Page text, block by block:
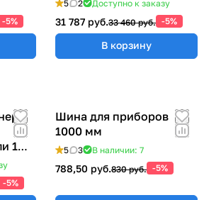
-5%
5 2 Доступно к заказу
31 787 руб.33 460 руб. -5%
В корзину
1
-5%
Шина для приборов
1000 мм
5 3 В наличии: 7
788,50 руб.830 руб. -5%